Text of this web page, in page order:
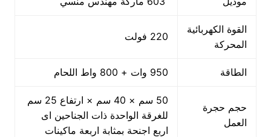
القوة الكهربائية
المحركة
220 فولت
الطاقة 950 وات + 800 واط اللحام
حجم حجرة
العمل
50 سم × 40 سم × ارتفاع 25 سم
للغرقة الواحدة ذات الجناحين اى
اربع اجنحة بمثابة اربعة ماكينات